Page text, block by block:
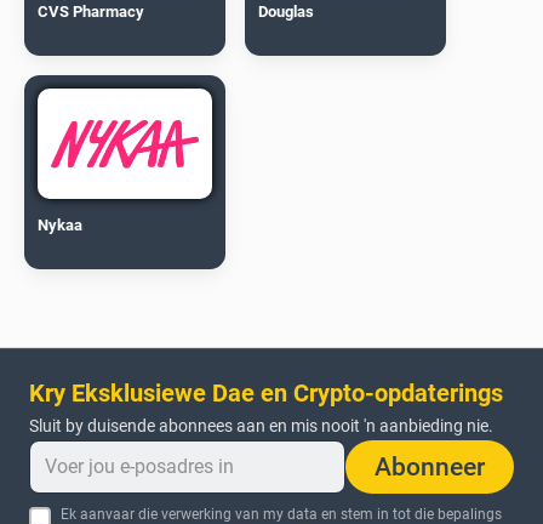
CVS Pharmacy Douglas
Nykaa
Kry Eksklusiewe Dae en Crypto-opdaterings
Sluit by duisende abonnees aan en mis nooit 'n aanbieding nie.
Abonneer
Ek aanvaar die verwerking van my data en stem in tot die bepalings